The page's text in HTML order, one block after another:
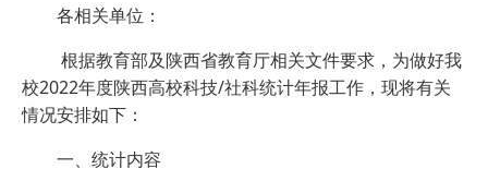
各相关单位：
根据教育部及陕西省教育厅相关文件要求，为做好我
校2022年度陕西高校科技/社科统计年报工作，现将有关
情况安排如下：
一、统计内容